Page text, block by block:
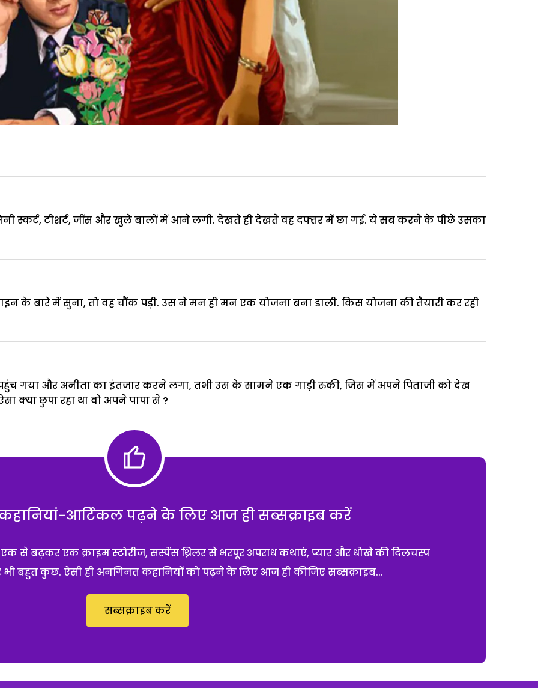
स्कर्ट, टीशर्ट, जींस और खुले बालों में आने लगी. देखते ही देखते वह दफ्तर में छा गई. ये सब करने के पीछे उसका
के बारे में सुना, तो वह चौंक पड़ी. उस ने मन ही मन एक योजना बना डाली. किस योजना की तैयारी कर रही
पहुंच गया और अनीता का इंतजार करने लगा, तभी उस के सामने एक गाड़ी रुकी, जिस में अपने पिताजी को देख
क्या छुपा रहा था वो अपने पापा से ?
आर्टिकल पढ़ने के लिए आज ही सब्सक्राइब करें
से बढ़कर एक क्राइम स्टोरीज, सस्पेंस थ्रिलर से भरपूर अपराध कथाएं, प्यार और धोखे की दिलचस्प
भी बहुत कुछ. ऐसी ही अनगिनत कहानियों को पढ़ने के लिए आज ही कीजिए सब्सक्राइब...
सब्सक्राइब करें